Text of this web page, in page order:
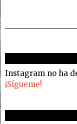
Instagram no ha
¡Sígueme!